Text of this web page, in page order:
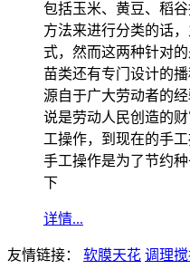
包括玉米、黄豆、稻
方法来进行分类的话
式，然而这两种针对
苗类还有专门设计的
源自于广大劳动者的
说是劳动人民创造的
工操作，到现在的手
手工操作是为了节约
下
详情...
友情链接： 软膜天花 调理